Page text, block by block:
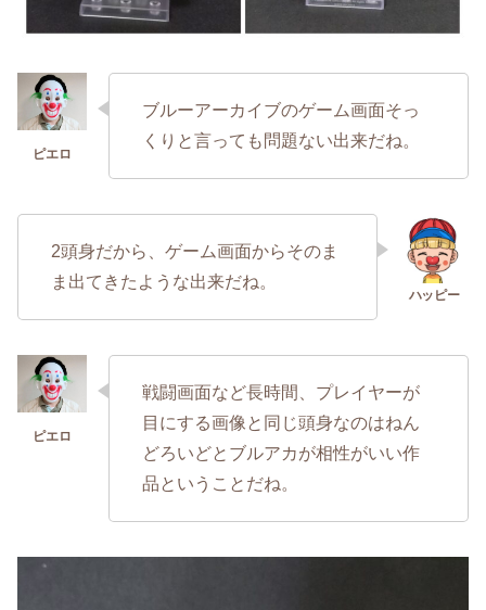
ブルーアーカイブのゲーム画面そっ
くりと言っても問題ない出来だね。
2頭身だから、ゲーム画面からそのま
ま出てきたような出来だね。
戦闘画面など長時間、プレイヤーが
目にする画像と同じ頭身なのはねん
どろいどとブルアカが相性がいい作
品ということだね。